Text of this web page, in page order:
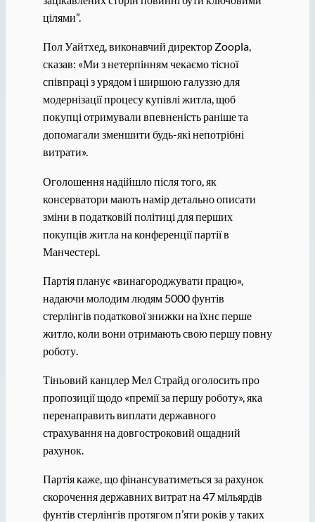
цілями”.
Пол Уайтхед, виконавчий директор Zoopla,
сказав: «Ми з нетерпінням чекаємо тісної
співпраці з урядом і ширшою галуззю для
модернізації процесу купівлі житла, щоб
покупці отримували впевненість раніше та
допомагали зменшити будь-які непотрібні
витрати».
Оголошення надійшло після того, як
консерватори мають намір детально описати
зміни в податковій політиці для перших
покупців житла на конференції партії в
Манчестері.
Партія планує «винагороджувати працю»,
надаючи молодим людям 5000 фунтів
стерлінгів податкової знижки на їхнє перше
житло, коли вони отримають свою першу повну
роботу.
Тіньовий канцлер Мел Страйд оголосить про
пропозиції щодо «премії за першу роботу», яка
перенаправить виплати державного
страхування на довгостроковий ощадний
рахунок.
Партія каже, що фінансуватиметься за рахунок
скорочення державних витрат на 47 мільярдів
фунтів стерлінгів протягом п’яти років у таких